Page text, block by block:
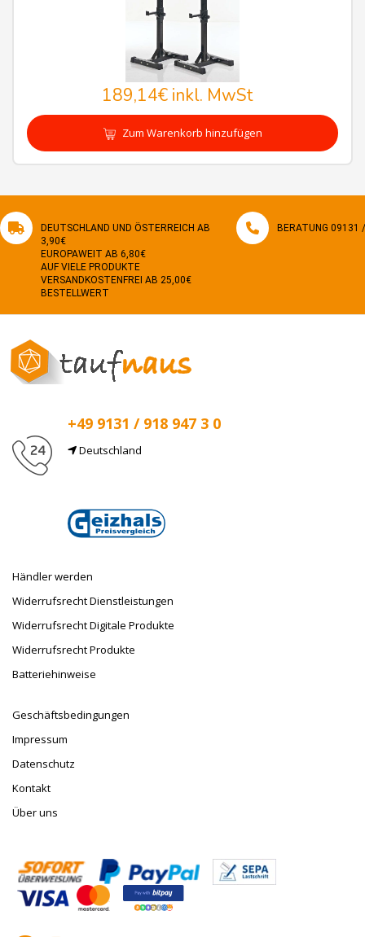
189,14€inkl. MwSt
Zum Warenkorb hinzufügen
DEUTSCHLAND UND ÖSTERREICH AB
3,90€
EUROPAWEIT AB 6,80€
AUF VIELE PRODUKTE
VERSANDKOSTENFREI AB 25,00€
BESTELLWERT
BERATUNG 09131
+49 9131 / 918 947 3 0
Deutschland
Händler werden
Widerrufsrecht Dienstleistungen
Widerrufsrecht Digitale Produkte
Widerrufsrecht Produkte
Batteriehinweise
Geschäftsbedingungen
Impressum
Datenschutz
Kontakt
Über uns